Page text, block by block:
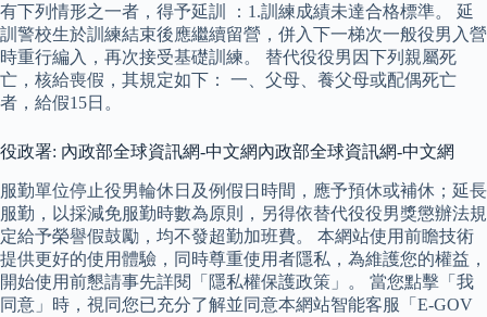
有下列情形之一者，得予延訓 ：1.訓練成績未達合格標準。 延
訓警校生於訓練結束後應繼續留營，併入下一梯次一般役男入營
時重行編入，再次接受基礎訓練。 替代役役男因下列親屬死
亡，核給喪假，其規定如下： 一、父母、養父母或配偶死亡
者，給假15日。
役政署: 內政部全球資訊網-中文網內政部全球資訊網-中文網
服勤單位停止役男輪休日及例假日時間，應予預休或補休；延長
服勤，以採減免服勤時數為原則，另得依替代役役男獎懲辦法規
定給予榮譽假鼓勵，均不發超勤加班費。 本網站使用前瞻技術
提供更好的使用體驗，同時尊重使用者隱私，為維護您的權益，
開始使用前懇請事先詳閱「隱私權保護政策」。 當您點擊「我
同意」時，視同您已充分了解並同意本網站智能客服「E-GOV